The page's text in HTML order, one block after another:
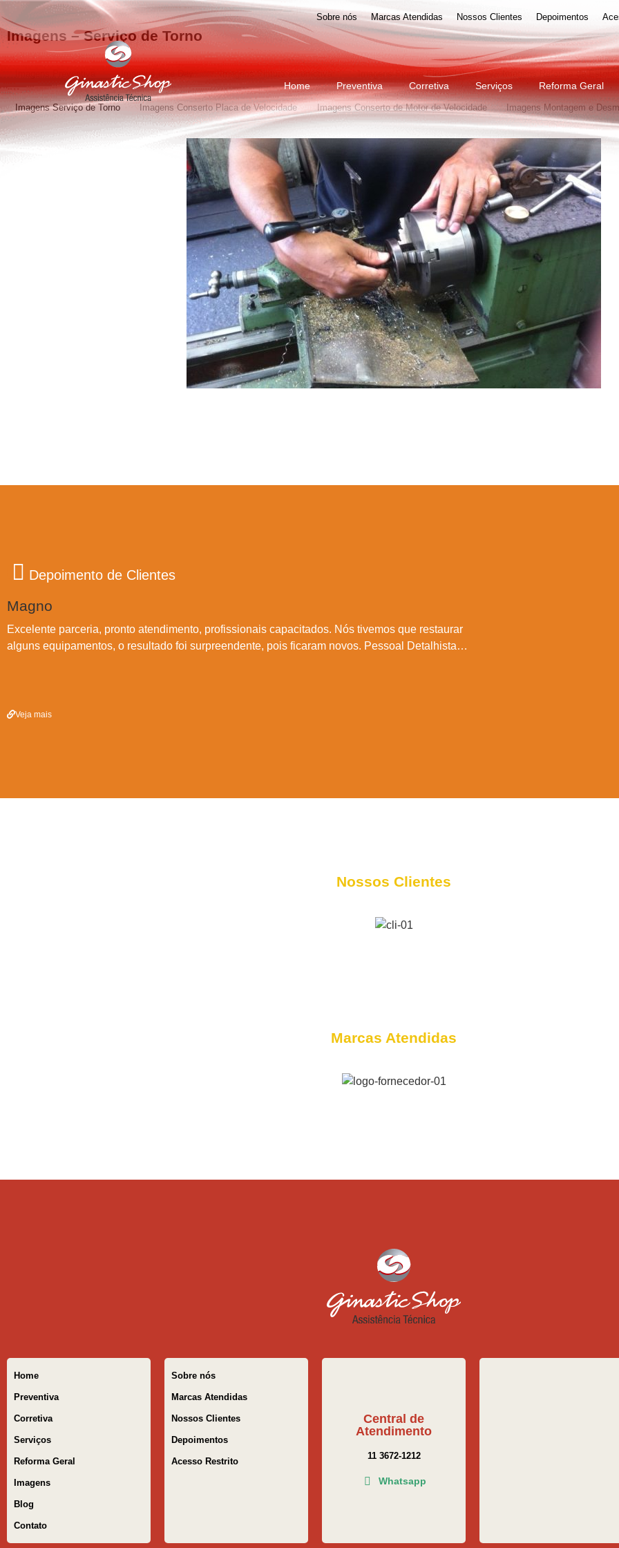
Sobre nós Marcas Atendidas Nossos Clientes Depoimentos
Home Preventiva Corretiva Serviços Reforma Geral
Imagens – Serviço de Torno
Imagens Preventiva Imagens One Day Imagens Pintura automotiva Imagens Pintura Eletrostática Imagens Reforma de
Imagens Serviço de Torno Imagens Conserto Placa de Velocidade Imagens Conserto de Motor de Velocidade Imagens Montagem e
Depoimento de Clientes
Magno
Excelente parceria, pronto atendimento, profissionais capacitados. Nós tivemos que restaurar
alguns equipamentos, o resultado foi surpreendente, pois ficaram novos. Pessoal Detalhista…
Veja mais
Nossos Clientes
Marcas Atendidas
Home
Preventiva
Corretiva
Serviços
Reforma Geral
Imagens
Blog
Contato
Sobre nós
Marcas Atendidas
Nossos Clientes
Depoimentos
Acesso Restrito
Central de
Atendimento
11 3672-1212
Whatsapp